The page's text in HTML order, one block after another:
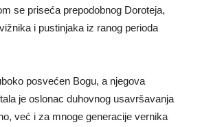
se priseća prepodobnog Doroteja,
i pustinjaka iz ranog perioda
posvećen Bogu, a njegova
je oslonac duhovnog usavršavanja
već i za mnoge generacije vernika